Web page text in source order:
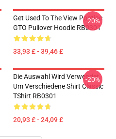
Get Used To The View Pontiac
GTO Pullover Hoodie RB0301
33,93 £ - 39,46 £
-20%
Die Auswahl Wird Verwendet,
Um Verschiedene Shirt Classic
TShirt RB0301
20,93 £ - 24,09 £
-20%